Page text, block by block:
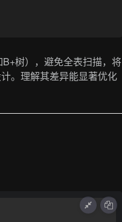
树），避免全表扫描，将
。理解其差异能显著优化